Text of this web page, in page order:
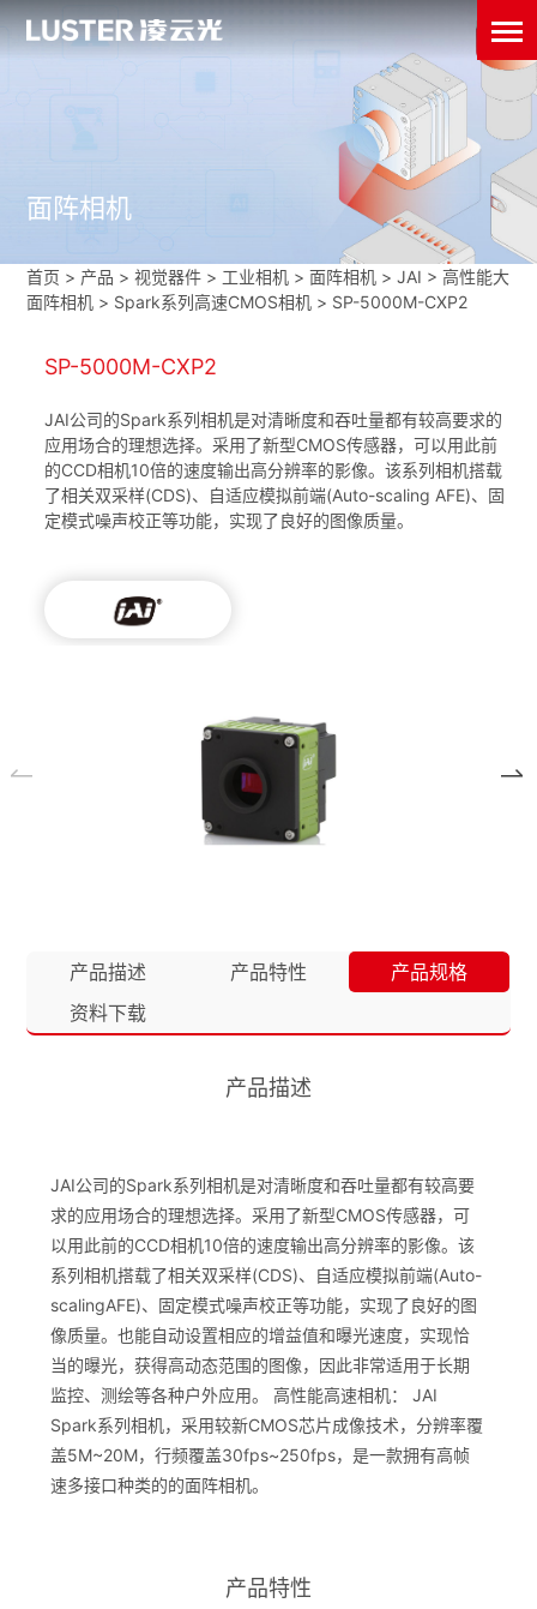
面阵相机
首页 > 产品 > 视觉器件 > 工业相机 >面阵相机 >JAI >高性能大
面阵相机 > Spark系列高速CMOS相机 > SP-5000M-CXP2
SP-5000M-CXP2
JAI公司的Spark系列相机是对清晰度和吞吐量都有较高要求的
应用场合的理想选择。采用了新型CMOS传感器，可以用此前
的CCD相机10倍的速度输出高分辨率的影像。该系列相机搭载
了相关双采样(CDS)、自适应模拟前端(Auto-scaling AFE)、固
定模式噪声校正等功能，实现了良好的图像质量。
产品描述 产品特性
产品规格
资料下载
产品描述
JAI公司的Spark系列相机是对清晰度和吞吐量都有较高要
求的应用场合的理想选择。采用了新型CMOS传感器，可
以用此前的CCD相机10倍的速度输出高分辨率的影像。该
系列相机搭载了相关双采样(CDS)、自适应模拟前端(Auto-
scalingAFE)、固定模式噪声校正等功能，实现了良好的图
像质量。也能自动设置相应的增益值和曝光速度，实现恰
当的曝光，获得高动态范围的图像，因此非常适用于长期
监控、测绘等各种户外应用。 高性能高速相机： JAI
Spark系列相机，采用较新CMOS芯片成像技术，分辨率覆
盖5M~20M，行频覆盖30fps~250fps，是一款拥有高帧
速多接口种类的的面阵相机。
产品特性